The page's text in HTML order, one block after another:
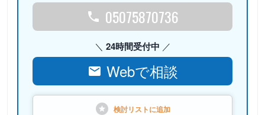
05075870736
24時間受付中
Webで相談
検討リストに追加